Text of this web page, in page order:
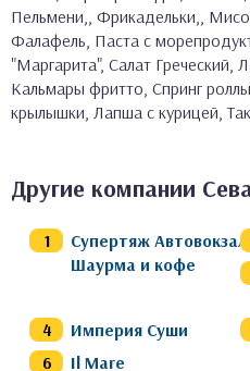
Пельмени,, Фрикадельки,,
Фалафель, Паста с
"Маргарита", Салат Греческий,
Кальмары фритто, Спринг
крылышки, Лапша с курицей,
Другие компании
Супертяж Автовокзал.
Шаурма и кофе
Империя Суши
Il Mare